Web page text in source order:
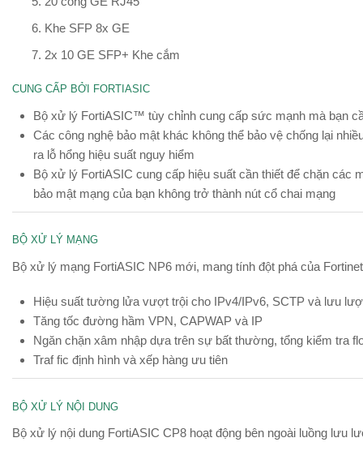
Khe SFP 8x GE
2x 10 GE SFP+ Khe cắm
CUNG CẤP BỞI FORTIASIC
Bộ xử lý FortiASIC™ tùy chỉnh cung cấp sức mạnh mà bạn
Các công nghệ bảo mật khác không thể bảo vệ chống lại
ra lỗ hổng hiệu suất nguy hiểm
Bộ xử lý FortiASIC ​​cung cấp hiệu suất cần thiết để chặn các
bảo mật mạng của bạn không trở thành nút cổ chai mạng
BỘ XỬ LÝ MẠNG
Bộ xử lý mạng FortiASIC ​​NP6 mới, mang tính đột phá của
Hiệu suất tường lửa vượt trội cho IPv4/IPv6, SCTP và lưu
Tăng tốc đường hầm VPN, CAPWAP và IP
Ngăn chặn xâm nhập dựa trên sự bất thường, tổng kiểm tra
Traf fic định hình và xếp hàng ưu tiên
BỘ XỬ LÝ NỘI DUNG
Bộ xử lý nội dung FortiASIC ​​CP8 hoạt động bên ngoài luồng lưu